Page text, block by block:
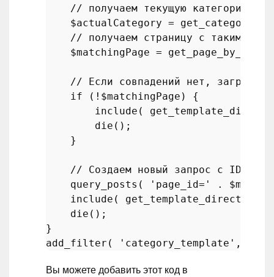
// получаем текущую категорию
$actualCategory = get_category
// получаем страницу с таким же
$matchingPage = get_page_by_path
// Если совпадений нет,
if (! $matchingPage ) {
include (
die ();
    }
// Создаем новый запрос с ID
query_posts ( 'page_id=' .
include ( get_template_directory
die ();
add_filter ( 'category_template' ,
Вы можете добавить этот код в